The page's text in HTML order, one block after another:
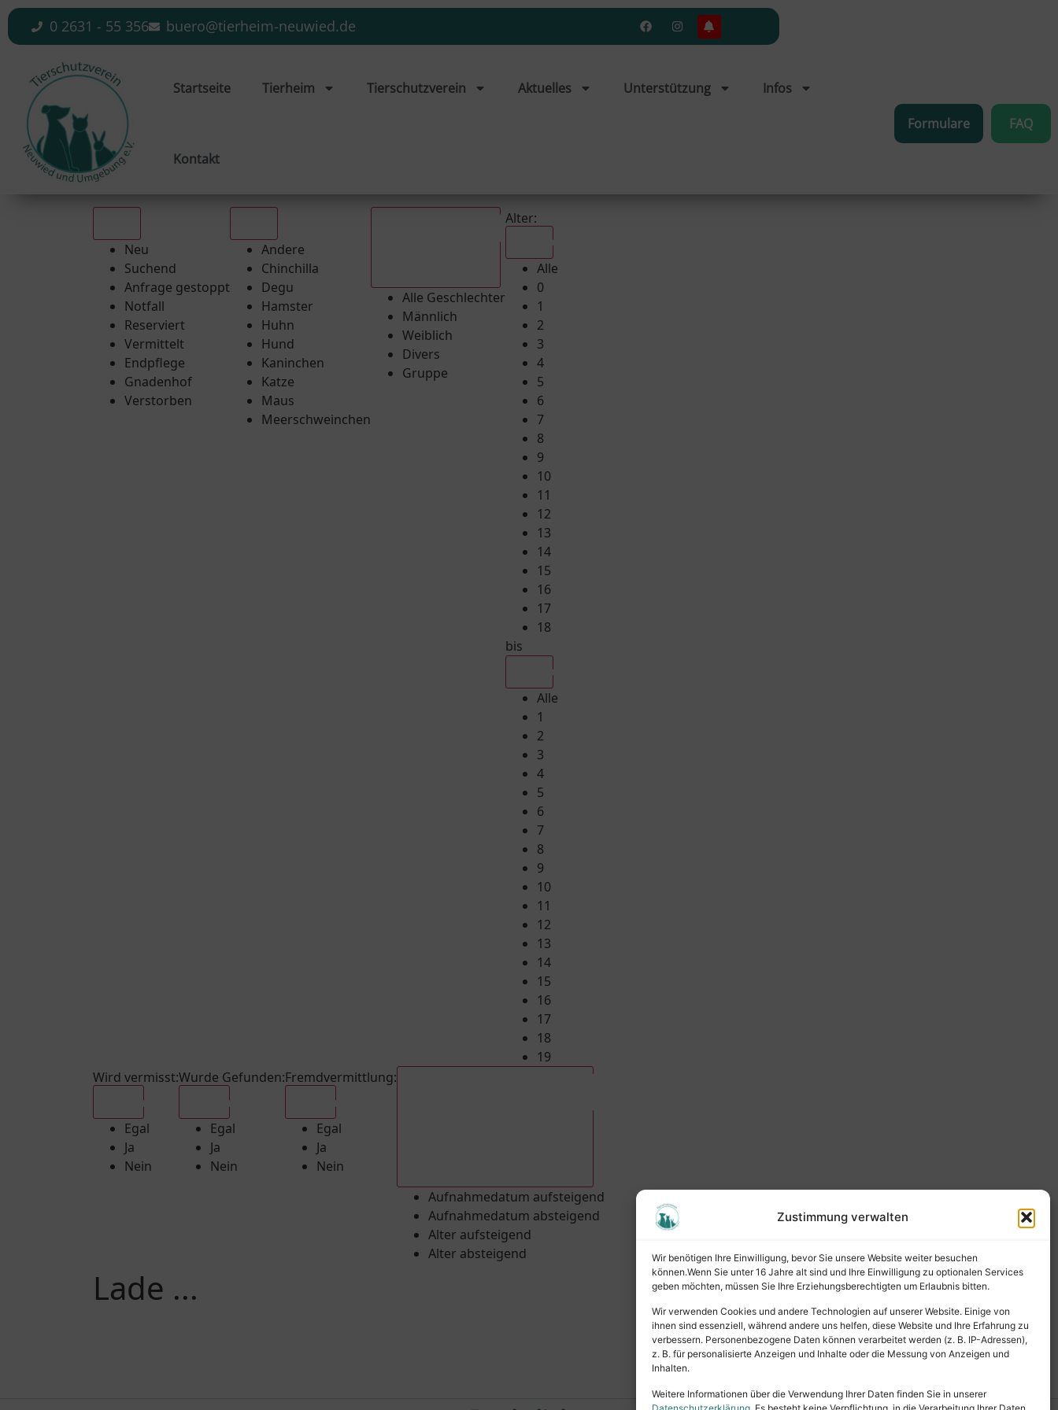
Zustimmung verwalten
Wir benötigen Ihre Einwilligung, bevor Sie unsere Website weiter besuchen
können.Wenn Sie unter 16 Jahre alt sind und Ihre Einwilligung zu optionalen Services
geben möchten, müssen Sie Ihre Erziehungsberechtigten um Erlaubnis bitten.
Wir verwenden Cookies und andere Technologien auf unserer Website. Einige von
ihnen sind essenziell, während andere uns helfen, diese Website und Ihre Erfahrung zu
verbessern. Personenbezogene Daten können verarbeitet werden (z. B. IP-Adressen),
z. B. für personalisierte Anzeigen und Inhalte oder die Messung von Anzeigen und
Inhalten.
Weitere Informationen über die Verwendung Ihrer Daten finden Sie in unserer
0 2631 - 55 356 buero@tierheim-neuwied.de
Startseite Tierheim Tierschutzverein Aktuelles Unterstützung Infos
Kontakt
Formulare FAQ
Neu
Suchend
Anfrage gestoppt
Notfall
Reserviert
Vermittelt
Endpflege
Gnadenhof
Verstorben
Andere
Chinchilla
Degu
Hamster
Huhn
Hund
Kaninchen
Katze
Maus
Meerschweinchen
Alle Geschlechter
Männlich
Weiblich
Divers
Gruppe
Alter:
Alle
0
1
2
3
4
5
6
7
8
9
10
11
12
13
14
15
16
17
18
bis
Alle
1
2
3
4
5
6
7
8
9
10
11
12
13
14
15
16
17
18
19
Wird vermisst:
Egal
Ja
Nein
Wurde Gefunden:
Egal
Ja
Nein
Fremdvermittlung:
Egal
Ja
Nein
Aufnahmedatum aufsteigend
Aufnahmedatum absteigend
Alter aufsteigend
Alter absteigend
Lade ...